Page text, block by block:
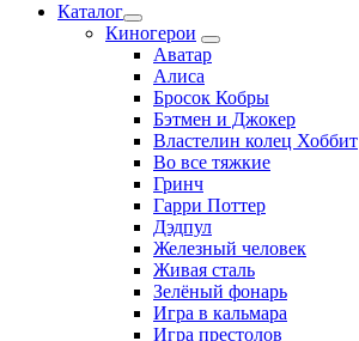
Каталог
Киногерои
Аватар
Алиса
Бросок Кобры
Бэтмен и Джокер
Властелин колец Хоббит
Во все тяжкие
Гринч
Гарри Поттер
Дэдпул
Железный человек
Живая сталь
Зелёный фонарь
Игра в кальмара
Игра престолов